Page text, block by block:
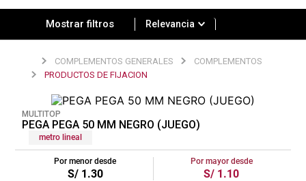
Relevancia
COMPLEMENTOS GENERALES
COMPLEMENTOS
PRODUCTOS DE FIJACION
MULTITOP
PEGA PEGA 50 MM NEGRO (JUEGO)
metro lineal
Por menor desde
S/ 1.30
Por mayor desde
S/ 1.10
papel tapiz
puff
espuma
tela
piso